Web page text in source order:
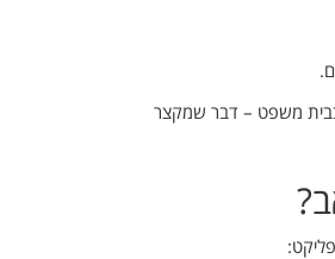
בבית משפט – דבר שמקצר